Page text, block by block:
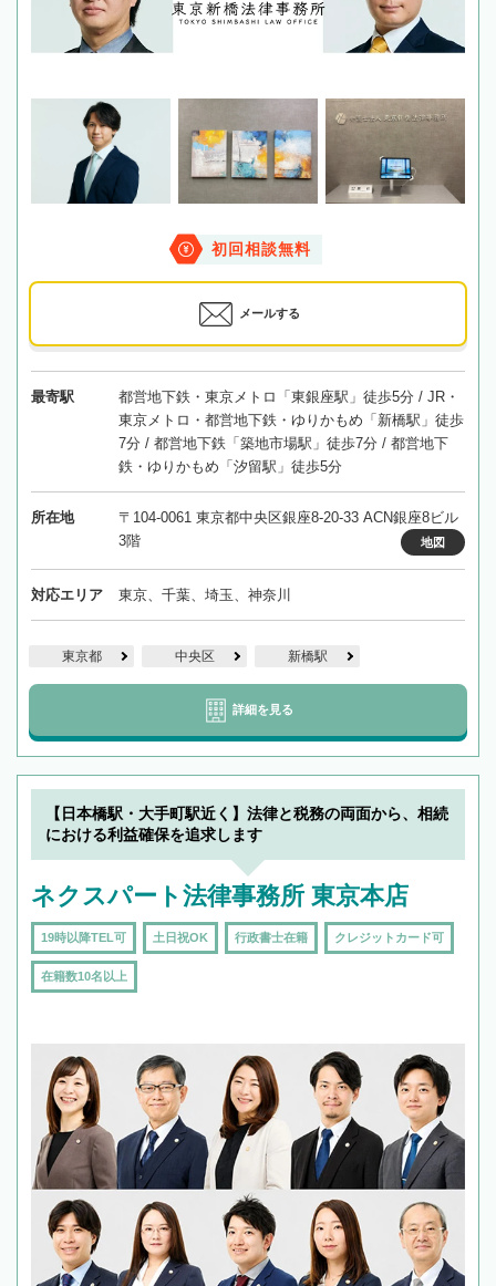
初回相談無料
メールする
最寄駅
都営地下鉄・東京メトロ「東銀座駅」徒歩5分 / JR・
東京メトロ・都営地下鉄・ゆりかもめ「新橋駅」徒歩
7分 / 都営地下鉄「築地市場駅」徒歩7分 / 都営地下
鉄・ゆりかもめ「汐留駅」徒歩5分
所在地
〒104-0061 東京都中央区銀座8-20-33 ACN銀座8ビル
3階
地図
対応エリア 東京、千葉、埼玉、神奈川
東京都 中央区 新橋駅
詳細を見る
【日本橋駅・大手町駅近く】法律と税務の両面から、相続
における利益確保を追求します
ネクスパート法律事務所 東京本店
19時以降TEL可 土日祝OK 行政書士在籍 クレジットカード可
在籍数10名以上